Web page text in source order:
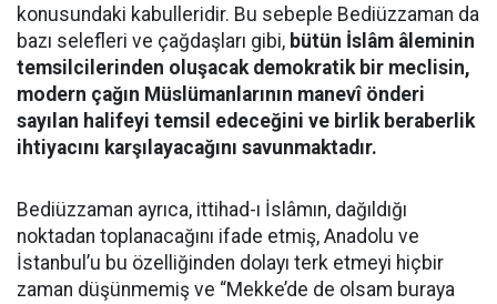
konusundaki kabulleridir. Bu sebeple Bediüzzaman da
bazı selefleri ve çağdaşları gibi, bütün İslâm âleminin
temsilcilerinden oluşacak demokratik bir meclisin,
modern çağın Müslümanlarının manevî önderi
sayılan halifeyi temsil edeceğini ve birlik beraberlik
ihtiyacını karşılayacağını savunmaktadır.
Bediüzzaman ayrıca, ittihad-ı İslâmın, dağıldığı
noktadan toplanacağını ifade etmiş, Anadolu ve
İstanbul’u bu özelliğinden dolayı terk etmeyi hiçbir
zaman düşünmemiş ve “Mekke’de de olsam buraya